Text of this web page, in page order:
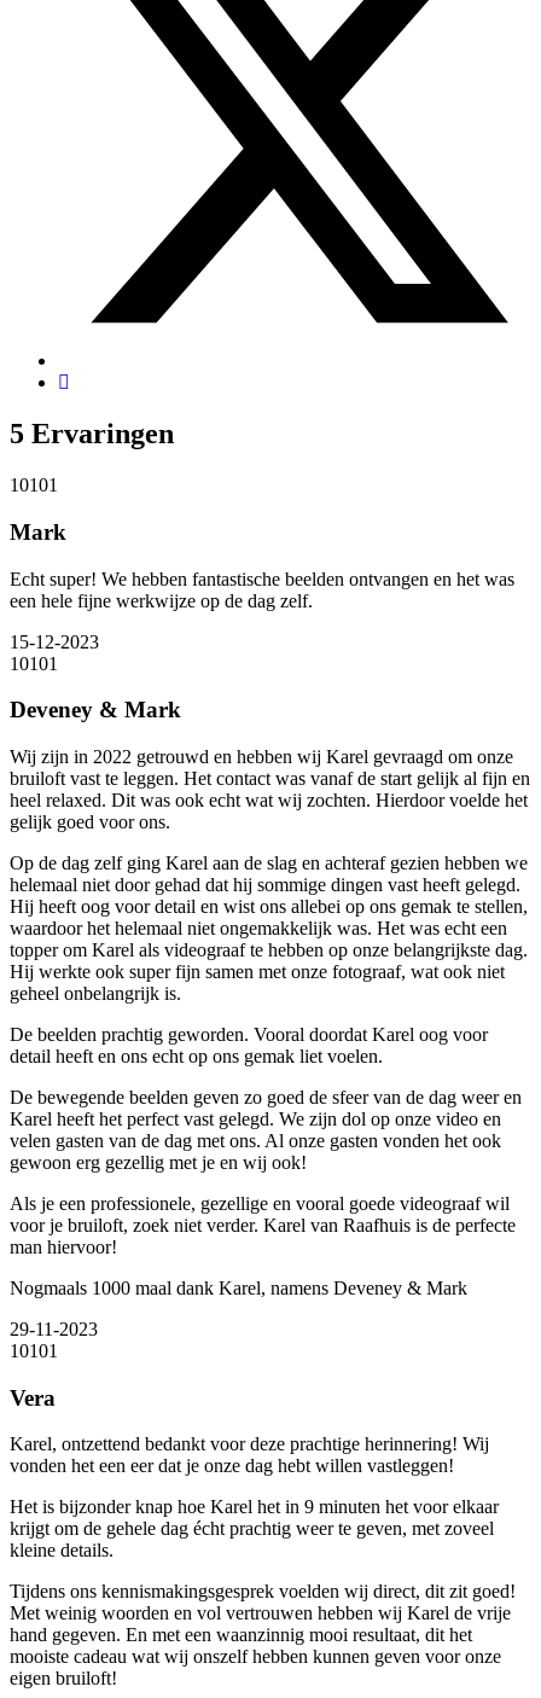
5 Ervaringen
10101
Mark
Echt super! We hebben fantastische beelden ontvangen en het was
een hele fijne werkwijze op de dag zelf.
15-12-2023
10101
Deveney & Mark
Wij zijn in 2022 getrouwd en hebben wij Karel gevraagd om onze
bruiloft vast te leggen. Het contact was vanaf de start gelijk al fijn en
heel relaxed. Dit was ook echt wat wij zochten. Hierdoor voelde het
gelijk goed voor ons.
Op de dag zelf ging Karel aan de slag en achteraf gezien hebben we
helemaal niet door gehad dat hij sommige dingen vast heeft gelegd.
Hij heeft oog voor detail en wist ons allebei op ons gemak te stellen,
waardoor het helemaal niet ongemakkelijk was. Het was echt een
topper om Karel als videograaf te hebben op onze belangrijkste dag.
Hij werkte ook super fijn samen met onze fotograaf, wat ook niet
geheel onbelangrijk is.
De beelden prachtig geworden. Vooral doordat Karel oog voor
detail heeft en ons echt op ons gemak liet voelen.
De bewegende beelden geven zo goed de sfeer van de dag weer en
Karel heeft het perfect vast gelegd. We zijn dol op onze video en
velen gasten van de dag met ons. Al onze gasten vonden het ook
gewoon erg gezellig met je en wij ook!
Als je een professionele, gezellige en vooral goede videograaf wil
voor je bruiloft, zoek niet verder. Karel van Raafhuis is de perfecte
man hiervoor!
Nogmaals 1000 maal dank Karel, namens Deveney & Mark
29-11-2023
10101
Vera
Karel, ontzettend bedankt voor deze prachtige herinnering! Wij
vonden het een eer dat je onze dag hebt willen vastleggen!
Het is bijzonder knap hoe Karel het in 9 minuten het voor elkaar
krijgt om de gehele dag écht prachtig weer te geven, met zoveel
kleine details.
Tijdens ons kennismakingsgesprek voelden wij direct, dit zit goed!
Met weinig woorden en vol vertrouwen hebben wij Karel de vrije
hand gegeven. En met een waanzinnig mooi resultaat, dit het
mooiste cadeau wat wij onszelf hebben kunnen geven voor onze
eigen bruiloft!